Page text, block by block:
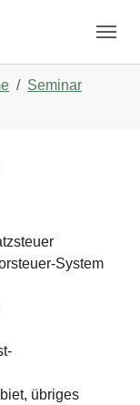
Seminar
System
übriges